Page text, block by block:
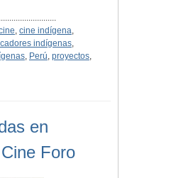
, cine indígena,
indígenas,
, Perú, proyectos,
en
Foro